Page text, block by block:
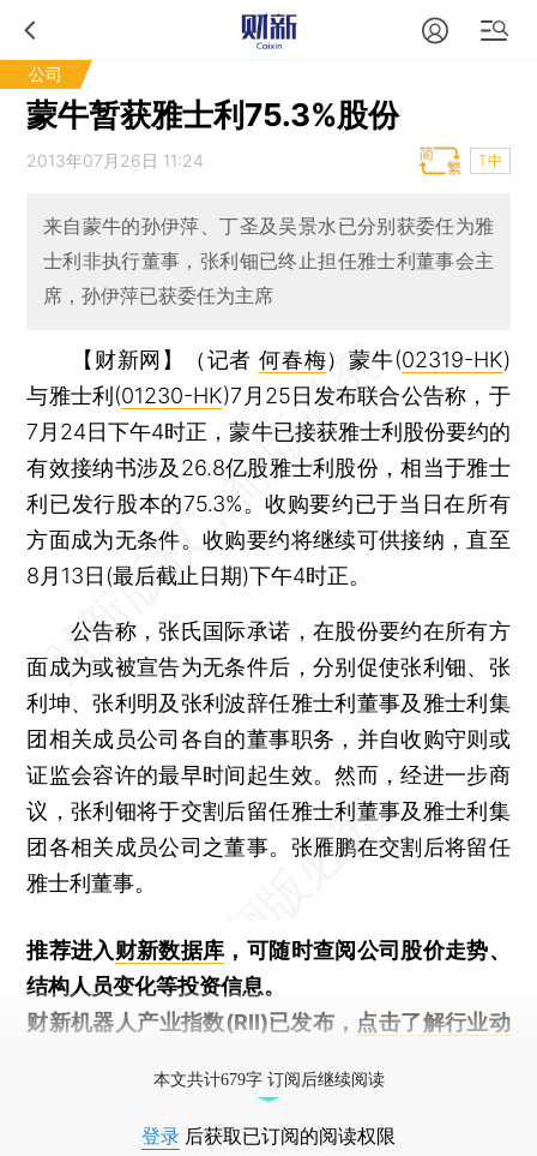
公司
蒙牛暂获雅士利75.3%股份
2013年07月26日 11:24 T中
来自蒙牛的孙伊萍、丁圣及吴景水已分别获委任为雅
士利非执行董事，张利钿已终止担任雅士利董事会主
席，孙伊萍已获委任为主席
【财新网】（记者 何春梅）蒙牛(02319-HK)
与雅士利(01230-HK)7月25日发布联合公告称，于
7月24日下午4时正，蒙牛已接获雅士利股份要约的
有效接纳书涉及26.8亿股雅士利股份，相当于雅士
利已发行股本的75.3%。收购要约已于当日在所有
方面成为无条件。收购要约将继续可供接纳，直至
8月13日(最后截止日期)下午4时正。
公告称，张氏国际承诺，在股份要约在所有方
面成为或被宣告为无条件后，分别促使张利钿、张
利坤、张利明及张利波辞任雅士利董事及雅士利集
团相关成员公司各自的董事职务，并自收购守则或
证监会容许的最早时间起生效。然而，经进一步商
议，张利钿将于交割后留任雅士利董事及雅士利集
团各相关成员公司之董事。张雁鹏在交割后将留任
雅士利董事。
推荐进入财新数据库 ，可随时查阅公司股价走势、
结构人员变化等投资信息。
财新机器人产业指数(RII)已发布， 点击了解行业动
本文共计679字 订阅后继续阅读
登录 后获取已订阅的阅读权限